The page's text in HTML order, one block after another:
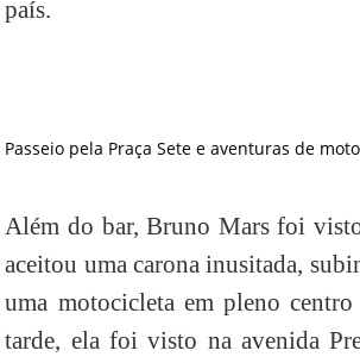
país.
Passeio pela Praça Sete e aventuras de moto
Além do bar, Bruno Mars foi
aceitou uma carona inusitada,
uma motocicleta em pleno
tarde, ela foi visto na avenida